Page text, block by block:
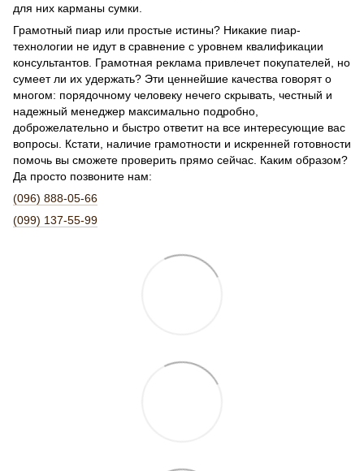
для них карманы сумки.
Грамотный пиар или простые истины? Никакие пиар-
технологии не идут в сравнение с уровнем квалификации
консультантов. Грамотная реклама привлечет покупателей, но
сумеет ли их удержать? Эти ценнейшие качества говорят о
многом: порядочному человеку нечего скрывать, честный и
надежный менеджер максимально подробно,
доброжелательно и быстро ответит на все интересующие вас
вопросы. Кстати, наличие грамотности и искренней готовности
помочь вы сможете проверить прямо сейчас. Каким образом?
Да просто позвоните нам:
(096) 888-05-66
(099) 137-55-99